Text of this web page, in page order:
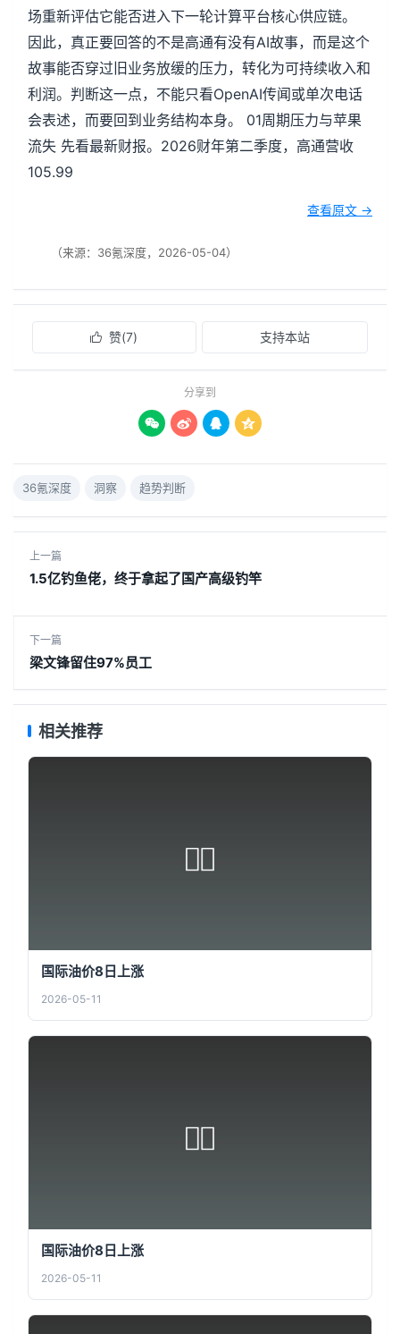
场重新评估它能否进入下一轮计算平台核心供应链。
因此，真正要回答的不是高通有没有AI故事，而是这个
故事能否穿过旧业务放缓的压力，转化为可持续收入和
利润。判断这一点，不能只看OpenAI传闻或单次电话
会表述，而要回到业务结构本身。 01周期压力与苹果
流失 先看最新财报。2026财年第二季度，高通营收
105.99
查看原文 →
（来源：36氪深度，2026-05-04）
 赞(7) 支持本站
分享到
   
36氪深度 洞察 趋势判断
上一篇
1.5亿钓鱼佬，终于拿起了国产高级钓竿
下一篇
梁文锋留住97%员工
相关推荐
国际油价8日上涨
2026-05-11
国际油价8日上涨
2026-05-11